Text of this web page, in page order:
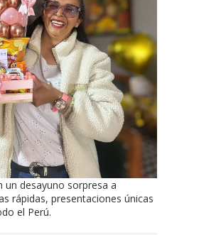
un desayuno sorpresa a
rápidas, presentaciones únicas
el Perú.